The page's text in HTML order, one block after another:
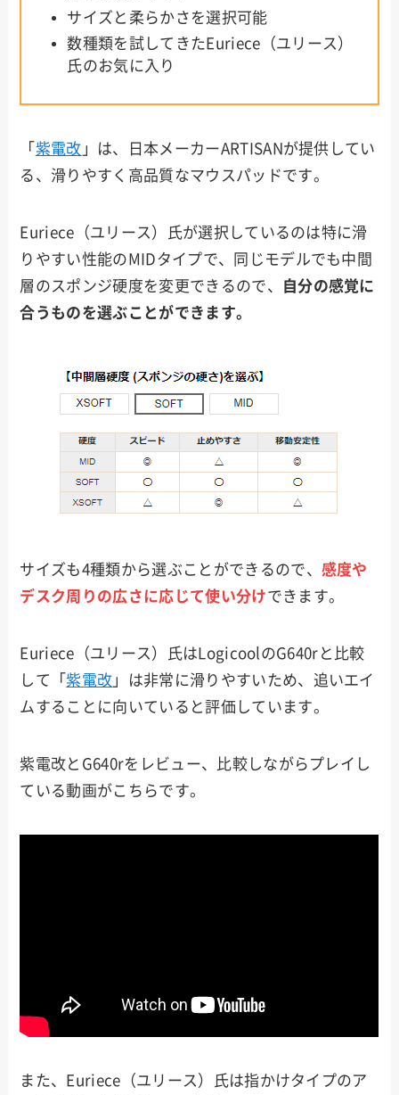
サイズと柔らかさを選択可能
数種類を試してきたEuriece（ユリース）
氏のお気に入り
「 紫電改 」は、日本メーカーARTISANが提供してい
る、滑りやすく高品質なマウスパッドです。
Euriece（ユリース）氏が選択しているのは特に滑
りやすい性能のMIDタイプで、同じモデルでも中間
層のスポンジ硬度を変更できるので、
自分の感覚に
合うものを選ぶことができます。
サイズも4種類から選ぶことができるので、 感度や
デスク周りの広さに応じて使い分けできます。
Euriece（ユリース）氏はLogicoolのG640rと比較
して「紫電改 」は非常に滑りやすいため、追いエイ
ムすることに向いていると評価しています。
紫電改とG640rをレビュー、比較しながらプレイし
ている動画がこちらです。
また、Euriece（ユリース）氏は指かけタイプのア